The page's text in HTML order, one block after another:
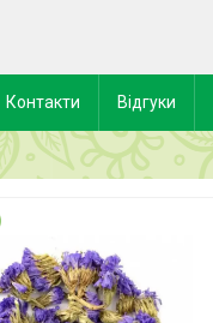
Контакти Відгуки